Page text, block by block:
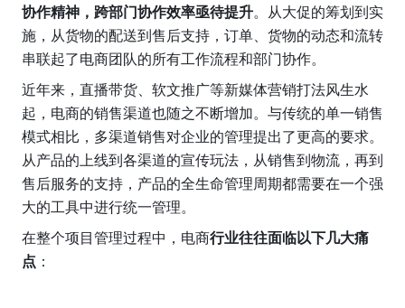
协作精神，跨部门协作效率亟待提升。从大促的筹划到实
施，从货物的配送到售后支持，订单、货物的动态和流转
串联起了电商团队的所有工作流程和部门协作。
近年来，直播带货、软文推广等新媒体营销打法风生水
起，电商的销售渠道也随之不断增加。与传统的单一销售
模式相比，多渠道销售对企业的管理提出了更高的要求。
从产品的上线到各渠道的宣传玩法，从销售到物流，再到
售后服务的支持，产品的全生命管理周期都需要在一个强
大的工具中进行统一管理。
在整个项目管理过程中，电商行业往往面临以下几大痛
点 ：